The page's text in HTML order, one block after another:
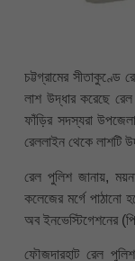
চট্টগ্রামের
লাশ উদ্ধার করেছে
ফাঁড়ির সদস্যরা
রেললাইন থেকে লাশটি
রেল পুলিশ জানায়,
কলেজের মর্গে পাঠানো
অব ইনভেস্টিগেশনের
ফৌজদারহাট রেল